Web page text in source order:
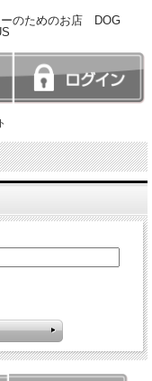
ーのためのお店 DOG